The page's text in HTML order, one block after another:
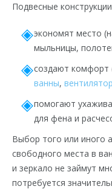
Подвесные
экономят место
мыльницы,
создают комфорт
ванны,
помогают
для фена и
Выбор того или иного
свободного места в
и зеркало не займут
потребуется